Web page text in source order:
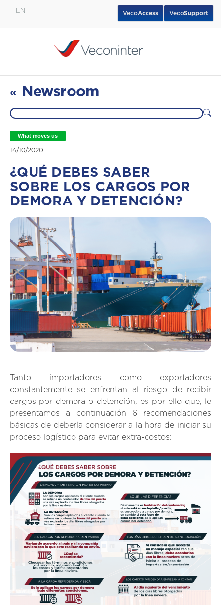
EN VecoSupport
VecoAccess
« Newsroom
What moves us
14/10/2020
¿QUÉ DEBES SABER
SOBRE LOS CARGOS POR
DEMORA Y DETENCIÓN?
Tanto importadores como exportadores
constantemente se enfrentan al riesgo de recibir
cargos por demora o detención, es por ello que, le
presentamos a continuación 6 recomendaciones
básicas de debería considerar a la hora de iniciar su
proceso logístico para evitar extra-costos: